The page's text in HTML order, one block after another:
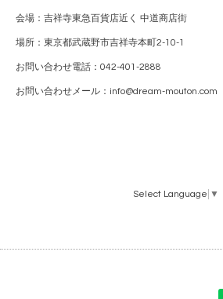
会場：吉祥寺東急百貨店近く 中道商店街
場所：東京都武蔵野市吉祥寺本町2-10-1
お問い合わせ電話：042-401-2888
お問い合わせメール：info@dream-mouton.com
Select Language ▼